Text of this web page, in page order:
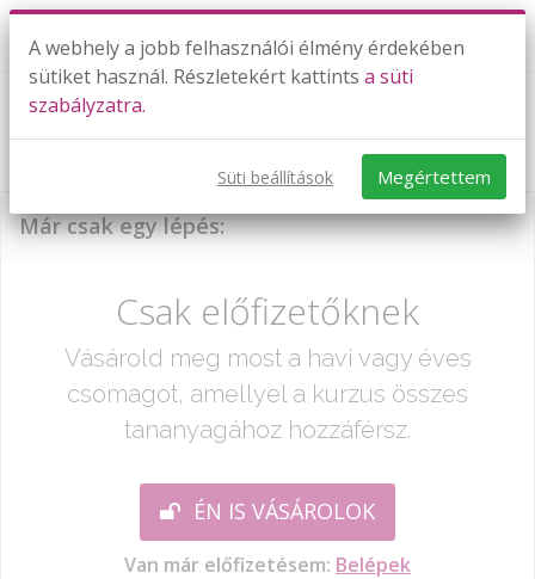
Írásbeli összeadás-kivonás - szöveges
feladatok
Már csak egy lépés:
Csak előfizetőknek
Vásárold meg most a havi vagy éves
csomagot, amellyel a kurzus összes
tananyagához hozzáférsz.
ÉN IS VÁSÁROLOK
Van már előfizetésem: Belépek
A webhely a jobb felhasználói élmény érdekében
sütiket használ. Részletekért kattints a süti
szabályzatra.
Süti beállítások Megértettem